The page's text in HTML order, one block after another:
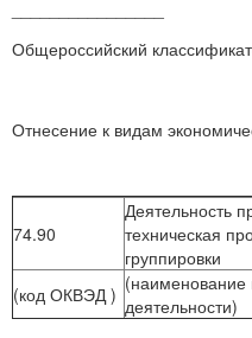
Общероссийский
Отнесение к видам
74.90
Деятельность
техническая
группировки
(код ОКВЭД ) (наименование
деятельности)